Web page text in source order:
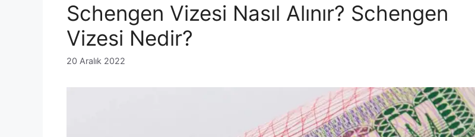
Schengen Vizesi Nasıl Alınır? Schengen
Vizesi Nedir?
20 Aralık 2022